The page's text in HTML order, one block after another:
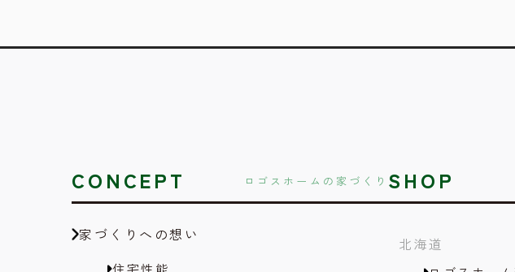
CONCEPT ロゴスホームの家づくり
家づくりへの想い
住宅性能
SHOP
北海道